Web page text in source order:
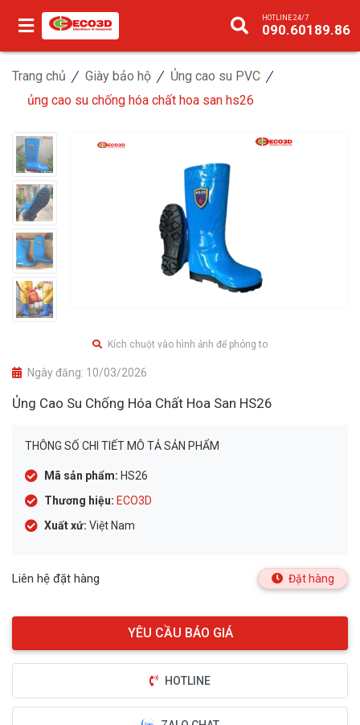
HOTLINE 24/7
090.60189.86
Trang chủ Giày bảo hộ
Ủng cao su PVC
ủng cao su chống hóa chất hoa san hs26
Kích chuột vào hình ảnh để phóng to
Ngày đăng: 10/03/2026
Ủng Cao Su Chống Hóa Chất Hoa San HS26
THÔNG SỐ CHI TIẾT MÔ TẢ SẢN PHẨM
Mã sản phẩm: HS26
Thương hiệu: ECO3D
Xuất xứ: Việt Nam
Liên hệ đặt hàng Đặt hàng
HOTLINE